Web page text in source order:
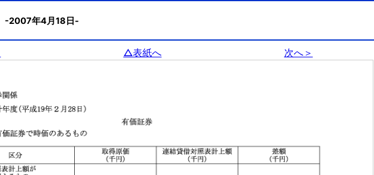
-2007年4月18日-
△表紙へ 次へ＞